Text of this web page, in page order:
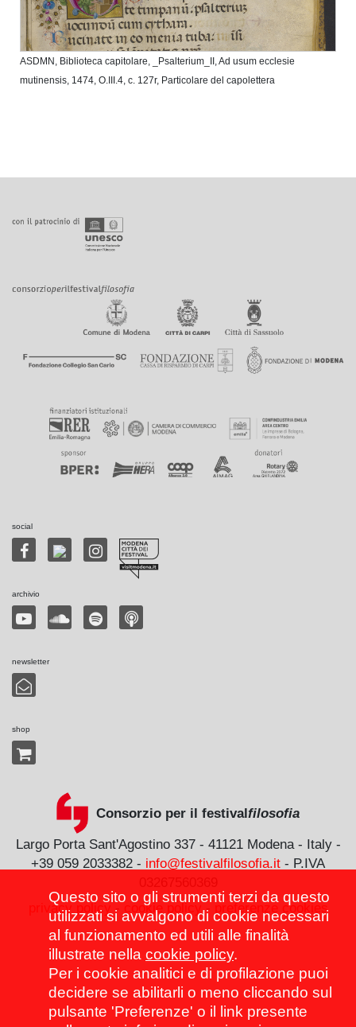
ASDMN, Biblioteca capitolare, _Psalterium_II, Ad usum ecclesie
mutinensis, 1474, O.III.4, c. 127r, Particolare del capolettera
social
archivio
newsletter
shop
Consorzio per il festival filosofia
Largo Porta Sant'Agostino 337 - 41121 Modena - Italy -
+39 059 2033382 - info@festivalfilosofia.it - P.IVA
privacy policy
- cookie policy - preferenze cookies
Questo sito o gli strumenti terzi da questo
utilizzati si avvalgono di cookie necessari
al funzionamento ed utili alle finalità
illustrate nella cookie policy.
Per i cookie analitici e di profilazione puoi
decidere se abilitarli o meno cliccando sul
pulsante 'Preferenze' o il link presente